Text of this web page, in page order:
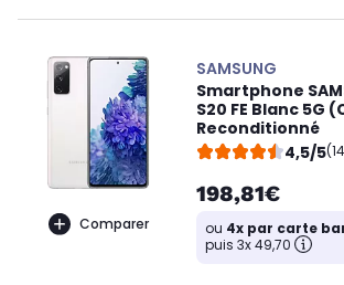
Comparer
SAMSUNG
Smartphone
S20 FE Blanc 5G
Reconditionné
4,5/5
198,81€
ou 4x par carte
puis 3x 49,70